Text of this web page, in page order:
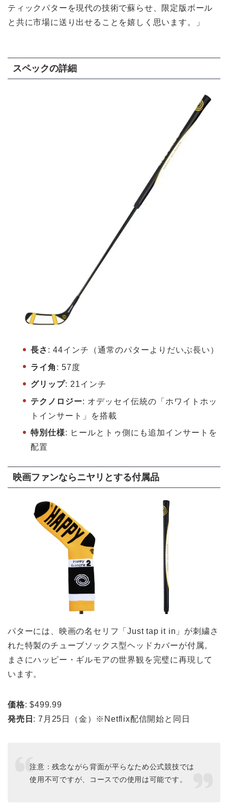
ティックパターを現代の技術で蘇らせ、限定版ボール
と共に市場に送り出せることを嬉しく思います。」
スペックの詳細
長さ : 44インチ（通常のパターよりだいぶ長い）
ライ角 : 57度
グリップ: 21インチ
テクノロジー: オデッセイ伝統の「ホワイトホッ
トインサート」を搭載
特別仕様: ヒールとトゥ側にも追加インサートを
配置
映画ファンならニヤリとする付属品
パターには、映画の名セリフ「Just tap it in」が刺繍さ
れた特製のチューブソックス型ヘッドカバーが付属。
まさにハッピー・ギルモアの世界観を完璧に再現して
います。
価格: $499.99
発売日 : 7月25日（金）※Netflix配信開始と同日
注意：残念ながら背面が平らなため公式競技では
使用不可ですが、コースでの使用は可能です。